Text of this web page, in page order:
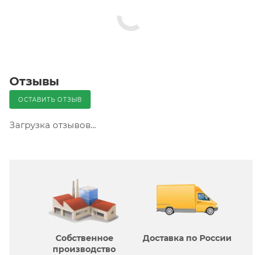
Отзывы
ОСТАВИТЬ ОТЗЫВ
Загрузка отзывов...
Собственное
производcтво
Доставка по России